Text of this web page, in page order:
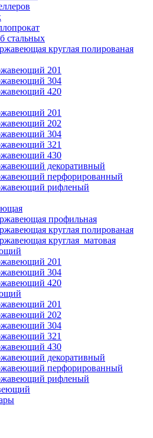
стальных
круглая полированая
201
304
420
201
202
304
321
430
декоративный
перфорированный
рифленый
профильная
круглая полированая
круглая матовая
201
304
420
201
202
304
321
430
декоративный
перфорированный
рифленый